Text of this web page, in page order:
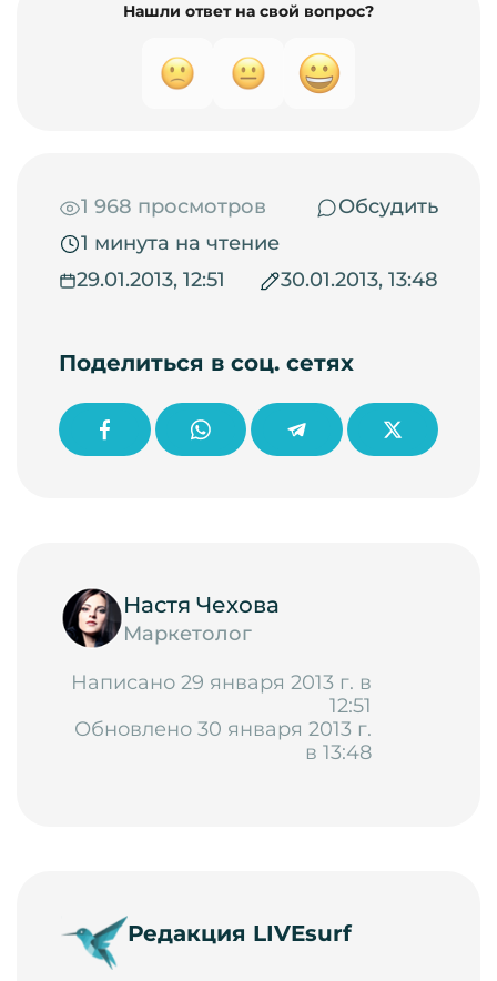
Нашли ответ на свой вопрос?
1 968 просмотров
Обсудить
1 минута на чтение
29.01.2013, 12:51
30.01.2013, 13:48
Поделиться в соц. сетях
Настя Чехова
Маркетолог
Написано 29 января 2013 г. в
12:51
Обновлено 30 января 2013 г.
в 13:48
Редакция LIVEsurf